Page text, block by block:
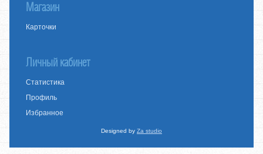
Магазин
Карточки
Личный кабинет
Статистика
Профиль
Избранное
Designed by Za studio